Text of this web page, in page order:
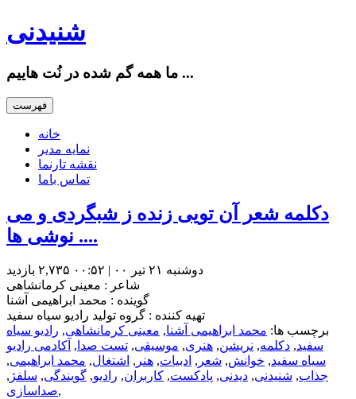
شنیدنی
ما همه گم شده در نُت هاییم ...
فهرست
خانه
نمایه مدیر
نقشه تارنما
تماس باما
دکلمه شعر آن تویی زنده ز شبگردی و می
نوشی ها ....
دوشنبه ۲۱ تیر ۰۰ | ۰۰:۵۲
۲,۷۳۵ بازديد
شاعر : معینی کرمانشاهی
گوینده : محمد ابراهیمی آشنا
تهیه کننده : گروه تولید رادیو سیاه سفید
برچسب ها: محمد ابراهیمی آشنا, معینی کرمانشاهی, رادیو سیاه
سفید, دکلمه, نریشن, هنری, موسیقی, تست صدا , آکادمی رادیو
سیاه سفید, خوانش, شعر , ادبیات, هنر , اشتغال, محمد ابراهیمی,
جذاب, شنیدنی, دیدنی, پادکست, کاربران, رادیو, گویندگی, سلفژ ,
صداسازی,